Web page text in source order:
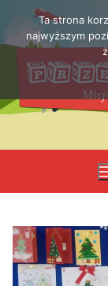
Przejdź
treści
Ta strona
najwyższym